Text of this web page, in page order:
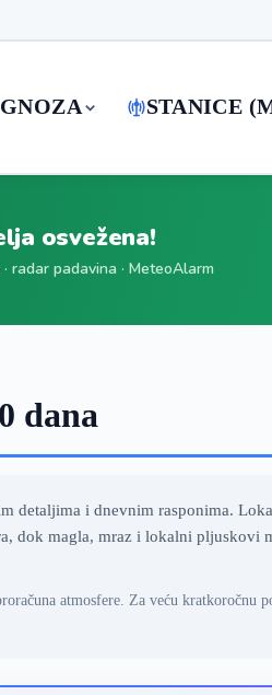
STANICE
osvežena!
· radar padavina · MeteoAlarm
dana
detaljima i dnevnim rasponima.
dok magla, mraz i lokalni pljuskovi
atmosfere. Za veću kratkoročnu